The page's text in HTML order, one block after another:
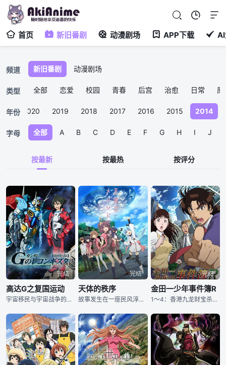
首页 新旧番剧 动漫剧场 APP下载
频道 新旧番剧 动漫剧场
类型 全部 恋爱 校园 青春 后宫 治愈 日常 原
年份 2020 2019 2018 2017 2016 2015 2014
字母 全部 A B C D E F G H I J
按最新 按最热 按评分
完结
高达G之复国运动
宇宙移民与宇宙战争的历史—宇宙世纪终结后，时光飞逝，人们迎来新的历史Regild Century(R.C.)，并开始了繁荣与和平的生活。 RC1014年，耸立大地连接地球和宇宙的轨道天梯Capi
完结
天体的秩序
故事发生在一座民风淳朴风景秀美的小镇之中，曾经，天空上出现的巨大黑色圆盘令人们陷入了恐慌之中，但除此之外大家的生活却并未受到实质性的影响，世界依旧在照常运转着，久而久之，人们渐渐习惯了被圆盘笼罩的
完结
金田一少年事件簿R
1～4：香港九龙财宝杀人事件 5：速水玲香与不速之客 6～9：炼金术杀人事件 10～14：狱门塾杀人事件 15～16：高空一万米的杀人 17：露营场怪事件 18：跳水池的恶灵 19～22：剑持警部的杀